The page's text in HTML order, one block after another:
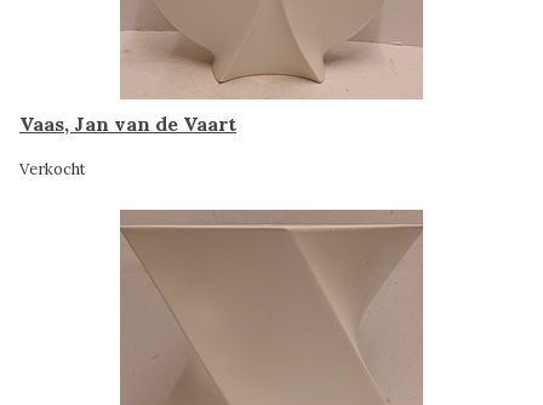
Vaas, Jan van de Vaart
Verkocht